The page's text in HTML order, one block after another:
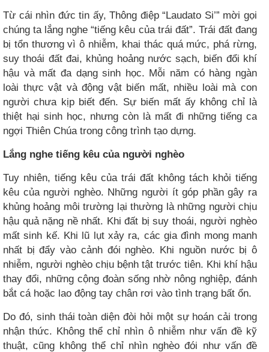
Từ cái nhìn đức tin ấy, Thông điệp “Laudato Si’” mời gọi
chúng ta lắng nghe “tiếng kêu của trái đất”. Trái đất đang
bị tổn thương vì ô nhiễm, khai thác quá mức, phá rừng,
suy thoái đất đai, khủng hoảng nước sạch, biến đổi khí
hậu và mất đa dạng sinh học. Mỗi năm có hàng ngàn
loài thực vật và động vật biến mất, nhiều loài mà con
người chưa kịp biết đến. Sự biến mất ấy không chỉ là
thiệt hại sinh học, nhưng còn là mất đi những tiếng ca
ngợi Thiên Chúa trong công trình tạo dựng.
Lắng nghe tiếng kêu của người nghèo
Tuy nhiên, tiếng kêu của trái đất không tách khỏi tiếng
kêu của người nghèo. Những người ít góp phần gây ra
khủng hoảng môi trường lại thường là những người chịu
hậu quả nặng nề nhất. Khi đất bị suy thoái, người nghèo
mất sinh kế. Khi lũ lụt xảy ra, các gia đình mong manh
nhất bị đẩy vào cảnh đói nghèo. Khi nguồn nước bị ô
nhiễm, người nghèo chịu bệnh tật trước tiên. Khi khí hậu
thay đổi, những cộng đoàn sống nhờ nông nghiệp, đánh
bắt cá hoặc lao động tay chân rơi vào tình trạng bất ổn.
Do đó, sinh thái toàn diện đòi hỏi một sự hoán cải trong
nhận thức. Không thể chỉ nhìn ô nhiễm như vấn đề kỹ
thuật, cũng không thể chỉ nhìn nghèo đói như vấn đề